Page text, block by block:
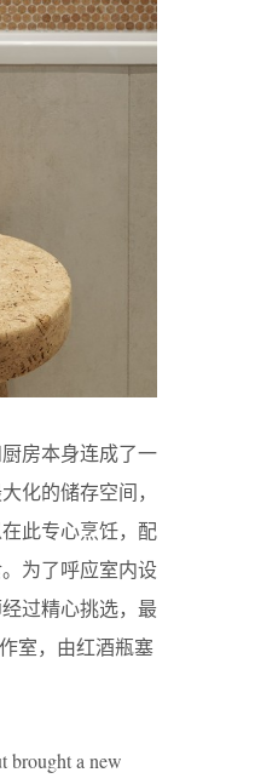
房本身连成了一
化的储存空间，
此专心烹饪，配
为了呼应室内设
过精心挑选，最
室，由红酒瓶塞
brought a new